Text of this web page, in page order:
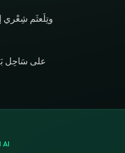
وتِلَعثَم شِعْري
AI